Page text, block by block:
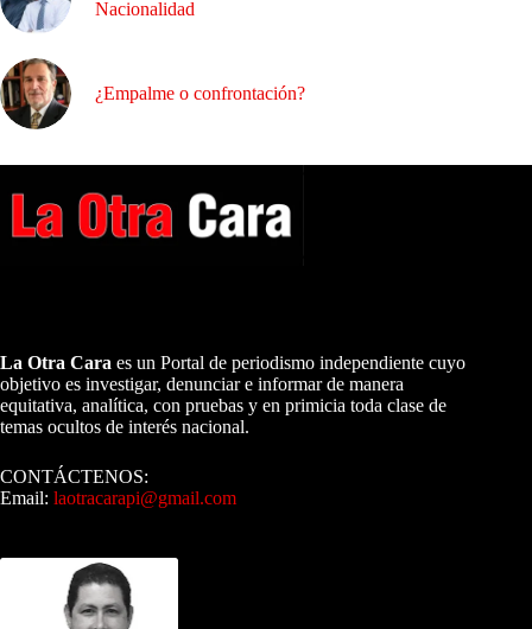
Nacionalidad
¿Empalme o confrontación?
La Otra Cara es un Portal de periodismo independiente cuyo
objetivo es investigar, denunciar e informar de manera
equitativa, analítica, con pruebas y en primicia toda clase de
temas ocultos de interés nacional.
CONTÁCTENOS:
Email: laotracarapi@gmail.com